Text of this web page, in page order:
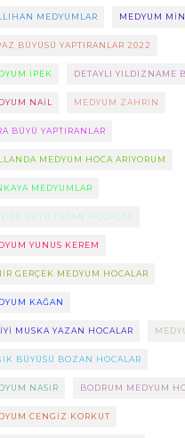
MEDYUMLAR MEDYUM
BÜYÜSÜ YAPTIRANLAR 2022
IPEK DETAYLI YILDIZNAME
NAIL MEDYUM ZAHRIN
BÜYÜ YAPTIRANLAR
MEDYUM HOCA ARIYORUM
MEDYUMLAR
BÜYÜ YAPAN HOCALAR
YUNUS KEREM
GERÇEK MEDYUM HOCALAR
KAĞAN
MUSKA YAZAN HOCALAR
BÜYÜSÜ BOZAN HOCALAR
NASIR BODRUM MEDYUM
CENGIZ KORKUT